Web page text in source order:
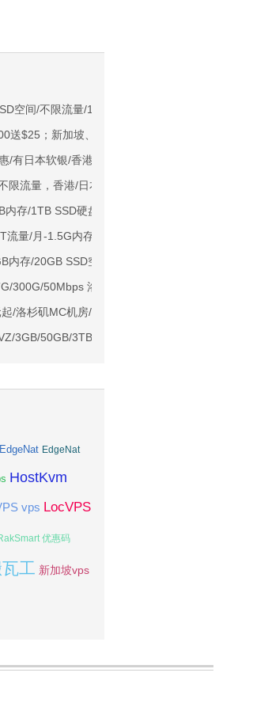
问
端独立IP/香港原生IP
线路
NVMe/5TB@10Gbps/免费DDoS防御
端口/KVM/洛杉矶
空间/不限流量/1Gbps/KVM/拉斯维加斯CN2 GIA
送$25；新加坡、香港国际、美国山河城等KVM
/有日本软银/香港CMI/韩国/德国GIA/荷兰GIA等
限流量，香港/日本/韩国/新加坡/美国/以色列/南非/巴
存/1TB SSD硬盘/不限流量/30Mbps带宽/KVM/新加
量/月-1.5G内存/1核/25gNVMe/拉斯维加斯+迈阿密
内存/20GB SSD空间/不限流量/10Mbps-100Mbps带
300G/50Mbps 洛杉矶C3
/洛杉矶MC机房/1Gbps端口带宽
3GB/50GB/3TB 洛杉矶
EdgeNat EdgeNat
HostKvm
vps LocVPS
优惠码
工 新加坡vps